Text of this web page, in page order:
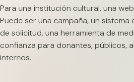
Para una institución cultural, una
Puede ser una campaña, un sistema
de solicitud, una herramienta de
confianza para donantes, públicos,
internos.